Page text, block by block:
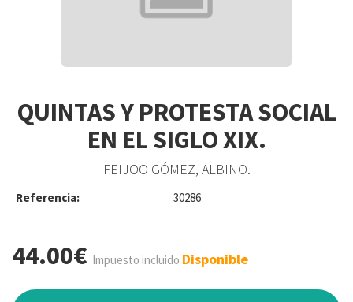
QUINTAS Y PROTESTA SOCIAL
EN EL SIGLO XIX.
FEIJOO GÓMEZ, ALBINO.
Referencia: 30286
44.00€ Impuesto incluido Disponible